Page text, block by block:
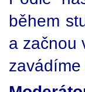
během
a začnou